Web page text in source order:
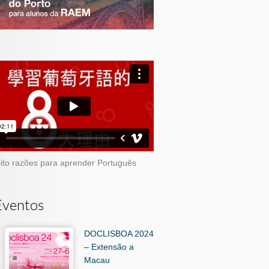
razões para aprender Português
DOCLISBOA 2024
– Extensão a
Macau